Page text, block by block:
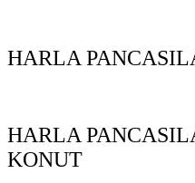
HARLA
HARLA
KONUT